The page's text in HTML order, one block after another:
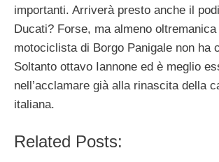
importanti. Arriverà presto anche il
Ducati? Forse, ma almeno oltremanica
motociclista di Borgo Panigale non ha
Soltanto ottavo Iannone ed è meglio
nell’acclamare già alla rinascita della
italiana.
Related Posts: